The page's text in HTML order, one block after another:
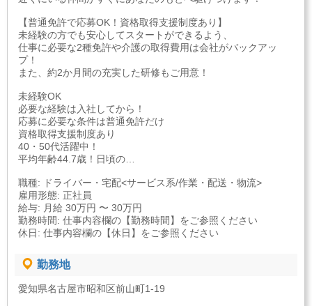
【普通免許で応募OK！資格取得支援制度あり】
未経験の方でも安心してスタートができるよう、
仕事に必要な2種免許や介護の取得費用は会社がバックアッ
プ！
また、約2か月間の充実した研修もご用意！
未経験OK
必要な経験は入社してから！
応募に必要な条件は普通免許だけ
資格取得支援制度あり
40・50代活躍中！
平均年齢44.7歳！日頃の…
職種: ドライバー・宅配<サービス系/作業・配送・物流>
雇用形態: 正社員
給与: 月給 30万円 〜 30万円
勤務時間: 仕事内容欄の【勤務時間】をご参照ください
休日: 仕事内容欄の【休日】をご参照ください
勤務地
愛知県名古屋市昭和区前山町1-19